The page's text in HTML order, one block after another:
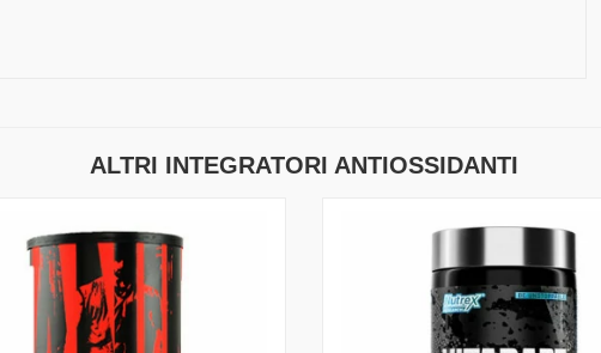
ALTRI INTEGRATORI ANTIOSSIDANTI